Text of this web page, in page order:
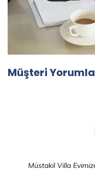
Müşteri
Müstakil Villa